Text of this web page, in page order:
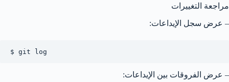
مراجعة التغييرات
– عرض سجل الإيداعات:
$ git log
– عرض الفروقات بين الإيداعات: